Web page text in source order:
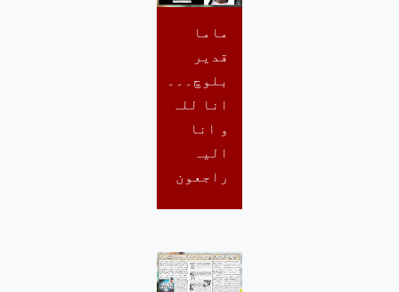
ماما
قدیر
بلوچ۔۔۔
انا للہ
و انا
الیہ
راجعون